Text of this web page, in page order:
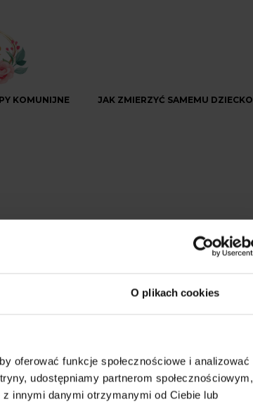
O plikach cookies
oferować funkcje społecznościowe i analizować
udostępniamy partnerom społecznościowym,
innymi danymi otrzymanymi od Ciebie lub
KOMUNIJNE JAK ZMIERZYĆ SAMEMU DZIECKO